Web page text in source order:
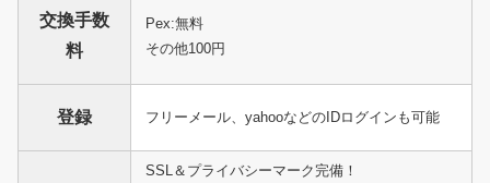
交換手数
料
Pex:無料
その他100円
登録 フリーメール、yahooなどのIDログインも可能
SSL＆プライバシーマーク完備！